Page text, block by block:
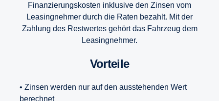
Finanzierungskosten inklusive den Zinsen vom
Leasingnehmer durch die Raten bezahlt. Mit der
Zahlung des Restwertes gehört das Fahrzeug dem
Leasingnehmer.
Vorteile
• Zinsen werden nur auf den ausstehenden Wert
berechnet